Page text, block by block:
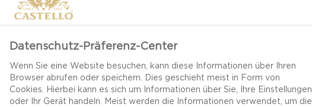
Datenschutz-Präferenz-Center
Wenn Sie eine Website besuchen, kann diese Informationen über Ihren
Browser abrufen oder speichern. Dies geschieht meist in Form von
Cookies. Hierbei kann es sich um Informationen über Sie, Ihre Einstellungen
oder Ihr Gerät handeln. Meist werden die Informationen verwendet, um die